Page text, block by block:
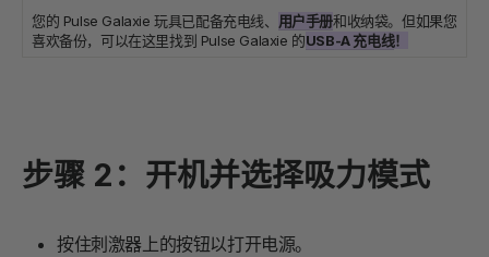
您的 Pulse Galaxie 玩具已配备充电线、 用户手册和收纳袋。但如果您
喜欢备份，可以在这里找到 Pulse Galaxie 的USB-A 充电线！
步骤 2：开机并选择吸力模式
按住刺激器上的按钮以打开电源。